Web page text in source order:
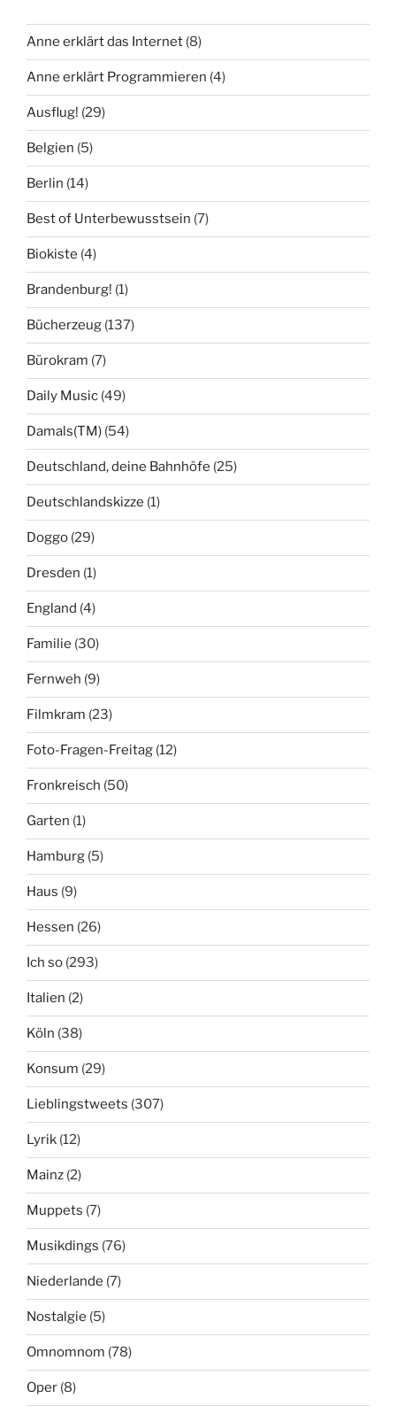
Anne erklärt das Internet (8)
Anne erklärt Programmieren (4)
Ausflug! (29)
Belgien (5)
Berlin (14)
Best of Unterbewusstsein (7)
Biokiste (4)
Brandenburg! (1)
Bücherzeug (137)
Bürokram (7)
Daily Music (49)
Damals(TM) (54)
Deutschland, deine Bahnhöfe (25)
Deutschlandskizze (1)
Doggo (29)
Dresden (1)
England (4)
Familie (30)
Fernweh (9)
Filmkram (23)
Foto-Fragen-Freitag (12)
Fronkreisch (50)
Garten (1)
Hamburg (5)
Haus (9)
Hessen (26)
Ich so (293)
Italien (2)
Köln (38)
Konsum (29)
Lieblingstweets (307)
Lyrik (12)
Mainz (2)
Muppets (7)
Musikdings (76)
Niederlande (7)
Nostalgie (5)
Omnomnom (78)
Oper (8)